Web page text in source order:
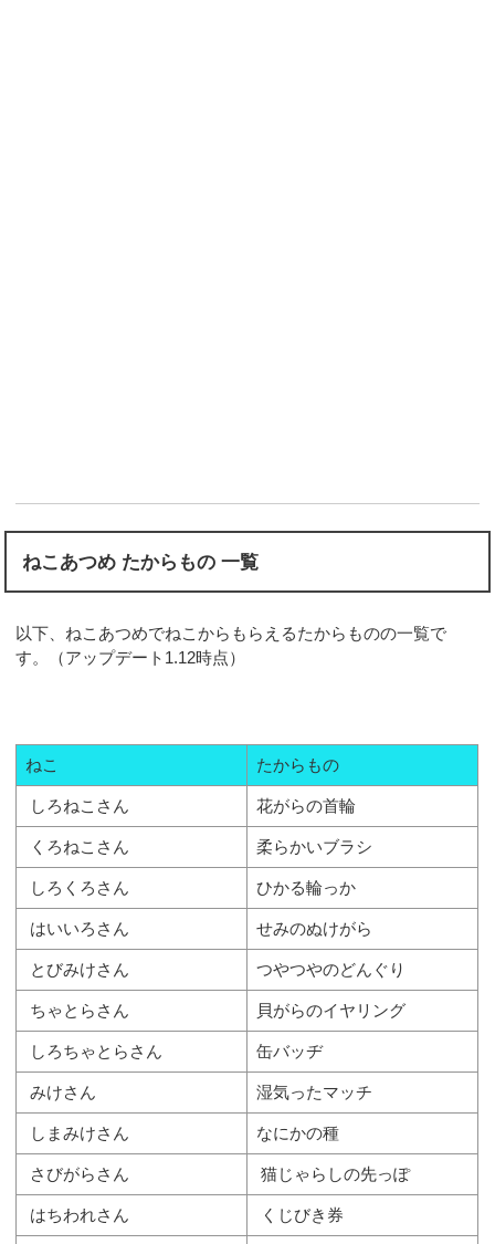
ねこあつめ たからもの 一覧
以下、ねこあつめでねこからもらえるたからものの一覧で
す。（アップデート1.12時点）
ねこ たからもの
しろねこさん 花がらの首輪
くろねこさん 柔らかいブラシ
しろくろさん ひかる輪っか
はいいろさん せみのぬけがら
とびみけさん つやつやのどんぐり
ちゃとらさん 貝がらのイヤリング
しろちゃとらさん 缶バッヂ
みけさん 湿気ったマッチ
しまみけさん なにかの種
さびがらさん 猫じゃらしの先っぽ
はちわれさん くじびき券